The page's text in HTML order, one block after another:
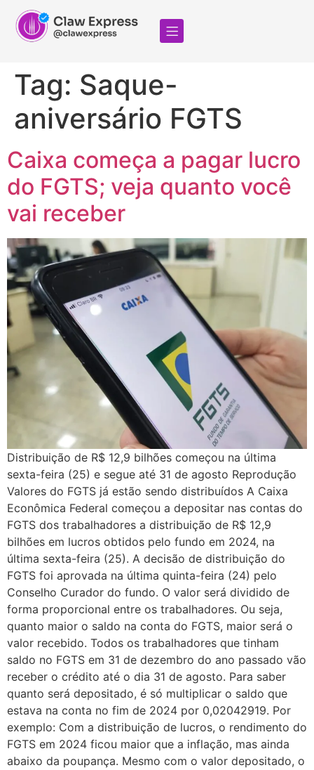
Tag: Saque-
aniversário FGTS
Caixa começa a pagar lucro
do FGTS; veja quanto você
vai receber
Distribuição de R$ 12,9 bilhões começou na última
sexta-feira (25) e segue até 31 de agosto Reprodução
Valores do FGTS já estão sendo distribuídos A Caixa
Econômica Federal começou a depositar nas contas do
FGTS dos trabalhadores a distribuição de R$ 12,9
bilhões em lucros obtidos pelo fundo em 2024, na
última sexta-feira (25). A decisão de distribuição do
FGTS foi aprovada na última quinta-feira (24) pelo
Conselho Curador do fundo. O valor será dividido de
forma proporcional entre os trabalhadores. Ou seja,
quanto maior o saldo na conta do FGTS, maior será o
valor recebido. Todos os trabalhadores que tinham
saldo no FGTS em 31 de dezembro do ano passado vão
receber o crédito até o dia 31 de agosto. Para saber
quanto será depositado, é só multiplicar o saldo que
estava na conta no fim de 2024 por 0,02042919. Por
exemplo: Com a distribuição de lucros, o rendimento do
FGTS em 2024 ficou maior que a inflação, mas ainda
abaixo da poupança. Mesmo com o valor depositado, o